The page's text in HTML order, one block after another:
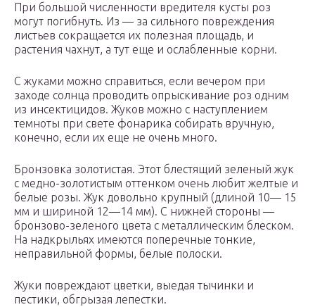
При большой численности вредителя кусты роз
могут погибнуть. Из — за сильного повреждения
листьев сокращается их полезная площадь, и
растения чахнут, а тут еще и ослабленные корни.
С жуками можно справиться, если вечером при
заходе солнца проводить опрыскивание роз одним
из инсектицидов. Жуков можно с наступлением
темноты при свете фонарика собирать вручную,
конечно, если их еще не очень много.
Бронзовка золотистая. Этот блестящий зеленый жук
с медно-золотистым оттенком очень любит желтые и
белые розы. Жук довольно крупный (длиной 10— 15
мм и шириной 12—14 мм). С нижней стороны —
бронзово-зеленого цвета с металлическим блеском.
На надкрыльях имеются поперечные тонкие,
неправильной формы, белые полоски.
Жуки повреждают цветки, выедая тычинки и
пестики, обгрызая лепестки.